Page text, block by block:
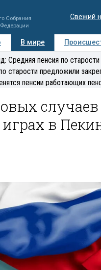
Собрания
Свежий
В мире
Медиацентр
Средняя пенсия по
старости предложили
пенсии работающих
в